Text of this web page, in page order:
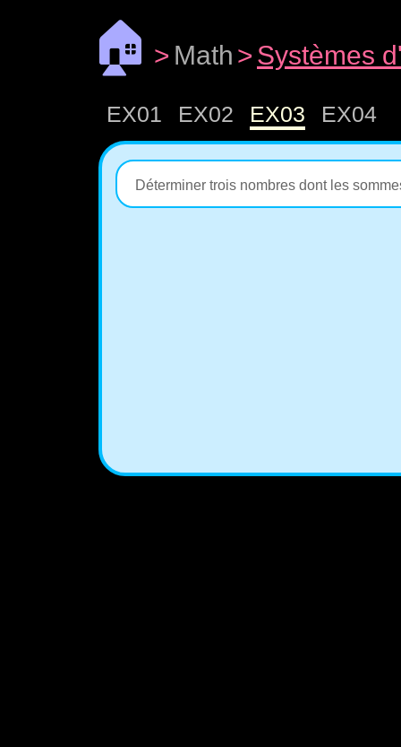
🏠 > Math > Systèmes
EX01 EX02 EX03 EX04
Déterminer trois nombres dont les